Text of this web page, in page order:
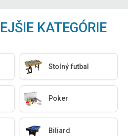
KATEGÓRIE
Stolný futbal
Poker
Biliard